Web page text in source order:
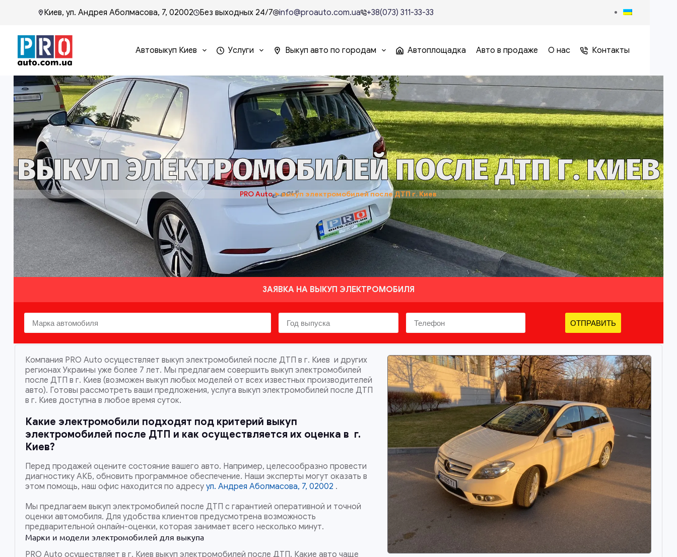
Киев, ул. Андрея Аболмасова, 7, 02002 Без выходных 24/7 info@proauto.com.ua +38(073) 311-33-33
Автовыкуп Киев Услуги Выкуп авто по городам Автоплощадка Авто в продаже О нас Контакты
ВЫКУП ЭЛЕКТРОМОБИЛЕЙ ПОСЛЕ ДТП Г. КИЕВ
PRO Auto➤выкуп электромобилей после ДТП г. Киев
ЗАЯВКА НА ВЫКУП ЭЛЕКТРОМОБИЛЯ
ОТПРАВИТЬ
Компания PRO Auto осуществляет выкуп электромобилей после ДТП в г. Киев и других
регионах Украины уже более 7 лет. Мы предлагаем совершить выкуп электромобилей
после ДТП в г. Киев (возможен выкуп любых моделей от всех известных производителей
авто). Готовы рассмотреть ваши предложения, услуга выкуп электромобилей после ДТП
в г. Киев доступна в любое время суток.
Какие электромобили подходят под критерий выкуп
электромобилей после ДТП и как осуществляется их оценка в г.
Киев?
Перед продажей оцените состояние вашего авто. Например, целесообразно провести
диагностику АКБ, обновить программное обеспечение. Наши эксперты могут оказать в
этом помощь, наш офис находится по адресу ул. Андрея Аболмасова, 7, 02002 .
Мы предлагаем выкуп электромобилей после ДТП с гарантией оперативной и точной
оценки автомобиля. Для удобства клиентов предусмотрена возможность
предварительной онлайн-оценки, которая занимает всего несколько минут.
Марки и модели электромобилей для выкупа
PRO Auto осуществляет в г. Киев выкуп электромобилей после ДТП. Какие авто чаще